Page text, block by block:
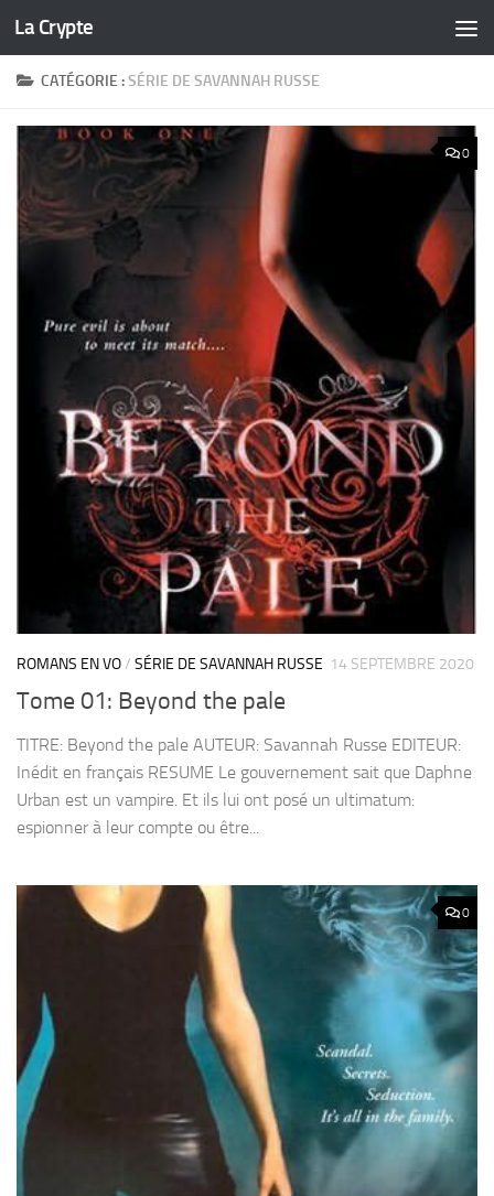
Skip to content
La Crypte
CATÉGORIE :SÉRIE DE SAVANNAH RUSSE
0
ROMANS EN VO/ SÉRIE DE SAVANNAH RUSSE 14 SEPTEMBRE 2020
Tome 01: Beyond the pale
TITRE: Beyond the pale AUTEUR: Savannah Russe EDITEUR:
Inédit en français RESUME Le gouvernement sait que Daphne
Urban est un vampire. Et ils lui ont posé un ultimatum:
espionner à leur compte ou être...
0